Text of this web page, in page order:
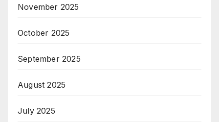
November 2025
October 2025
September 2025
August 2025
July 2025